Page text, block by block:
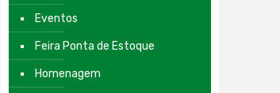
Eventos
Feira Ponta de Estoque
Homenagem